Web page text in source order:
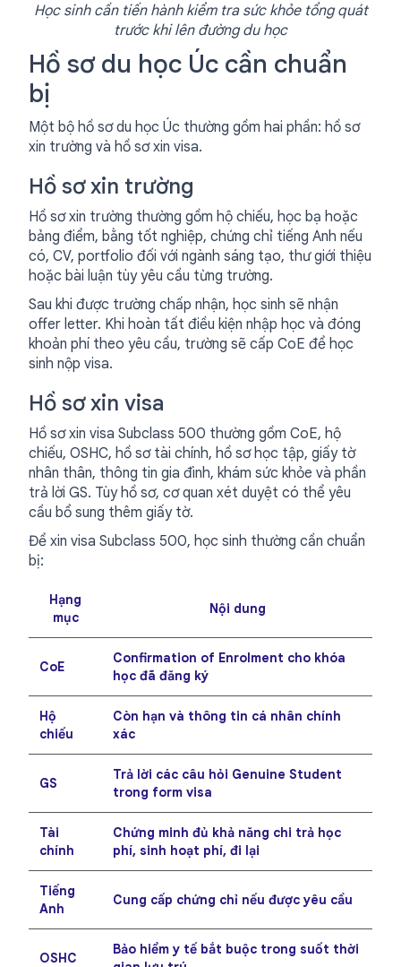
Học sinh cần tiến hành kiểm tra sức khỏe tổng quát
trước khi lên đường du học
Hồ sơ du học Úc cần chuẩn
bị
Một bộ hồ sơ du học Úc thường gồm hai phần: hồ sơ
xin trường và hồ sơ xin visa.
Hồ sơ xin trường
Hồ sơ xin trường thường gồm hộ chiếu, học bạ hoặc
bảng điểm, bằng tốt nghiệp, chứng chỉ tiếng Anh nếu
có, CV, portfolio đối với ngành sáng tạo, thư giới thiệu
hoặc bài luận tùy yêu cầu từng trường.
Sau khi được trường chấp nhận, học sinh sẽ nhận
offer letter. Khi hoàn tất điều kiện nhập học và đóng
khoản phí theo yêu cầu, trường sẽ cấp CoE để học
sinh nộp visa.
Hồ sơ xin visa
Hồ sơ xin visa Subclass 500 thường gồm CoE, hộ
chiếu, OSHC, hồ sơ tài chính, hồ sơ học tập, giấy tờ
nhân thân, thông tin gia đình, khám sức khỏe và phần
trả lời GS. Tùy hồ sơ, cơ quan xét duyệt có thể yêu
cầu bổ sung thêm giấy tờ.
Để xin visa Subclass 500, học sinh thường cần chuẩn
bị:
Hạng
mục
Nội dung
CoE
Confirmation of Enrolment cho khóa
học đã đăng ký
Hộ
chiếu
Còn hạn và thông tin cá nhân chính
xác
GS
Trả lời các câu hỏi Genuine Student
trong form visa
Tài
chính
Chứng minh đủ khả năng chi trả học
phí, sinh hoạt phí, đi lại
Tiếng
Anh
Cung cấp chứng chỉ nếu được yêu cầu
OSHC
Bảo hiểm y tế bắt buộc trong suốt thời